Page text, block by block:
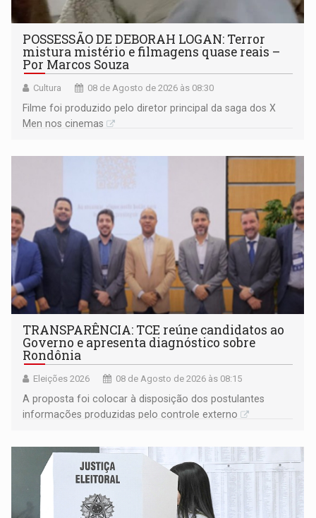
POSSESSÃO DE DEBORAH LOGAN: Terror
mistura mistério e filmagens quase reais –
Por Marcos Souza
Cultura 08 de Agosto de 2026 às 08:30
Filme foi produzido pelo diretor principal da saga dos X
Men nos cinemas
TRANSPARÊNCIA: TCE reúne candidatos ao
Governo e apresenta diagnóstico sobre
Rondônia
Eleições 2026 08 de Agosto de 2026 às 08:15
A proposta foi colocar à disposição dos postulantes
informações produzidas pelo controle externo